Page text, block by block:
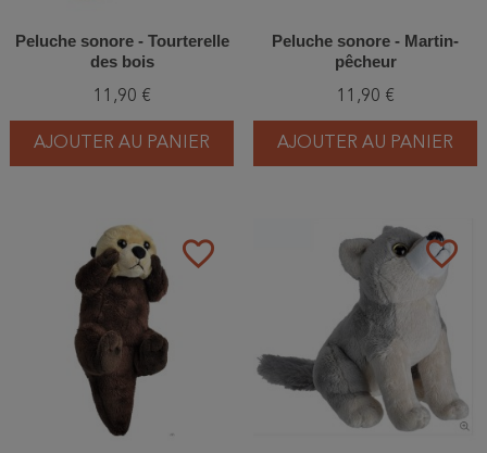
Peluche sonore - Tourterelle
des bois
11,90 €
AJOUTER AU PANIER
Peluche sonore - Martin-
pêcheur
11,90 €
AJOUTER AU PANIER
favorite_border favorite_border